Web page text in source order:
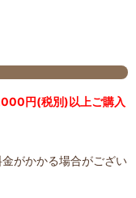
円(税別)以上ご購入
がかかる場合がござい